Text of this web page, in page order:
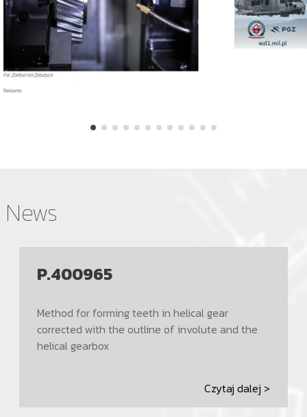
News
P.400965
Method for forming teeth in helical gear
corrected with the outline of involute and the
helical gearbox
Czytaj dalej >